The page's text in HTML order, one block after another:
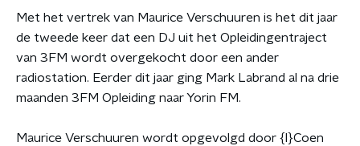
Met het vertrek van Maurice Verschuuren is het dit jaar
de tweede keer dat een DJ uit het Opleidingentraject
van 3FM wordt overgekocht door een ander
radiostation. Eerder dit jaar ging Mark Labrand al na drie
maanden 3FM Opleiding naar Yorin FM.
Maurice Verschuuren wordt opgevolgd door {l}Coen